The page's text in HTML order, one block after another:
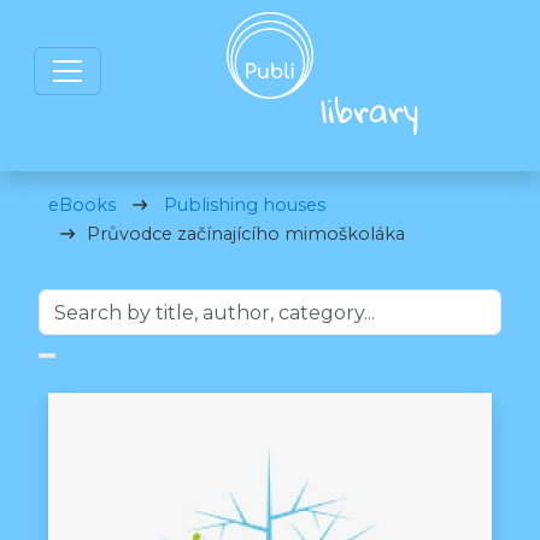
eBooks
Publishing houses
Průvodce začínajícího mimoškoláka